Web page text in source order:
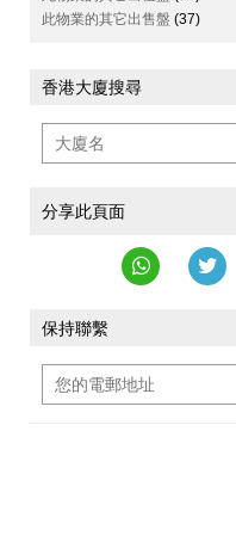
此物業的其它出售盤 (37)
香港大廈搜尋
分享此頁面
保持聯繫